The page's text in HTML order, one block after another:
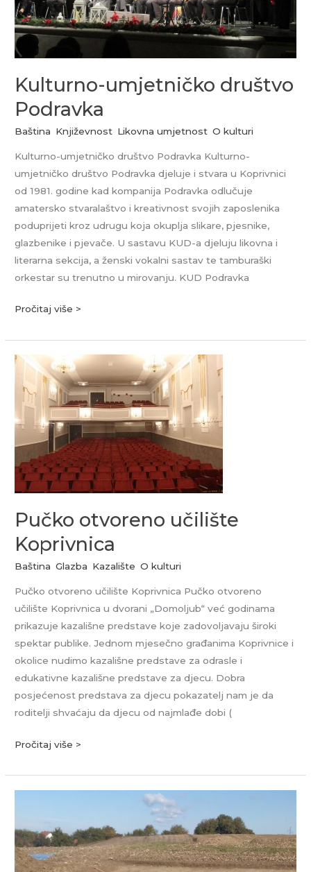
Kulturno-umjetničko društvo
Podravka
Baština Književnost Likovna umjetnost ,O kulturi
Kulturno-umjetničko društvo Podravka Kulturno-
umjetničko društvo Podravka djeluje i stvara u Koprivnici
od 1981. godine kad kompanija Podravka odlučuje
amatersko stvaralaštvo i kreativnost svojih zaposlenika
poduprijeti kroz udrugu koja okuplja slikare, pjesnike,
glazbenike i pjevače. U sastavu KUD-a djeluju likovna i
literarna sekcija, a ženski vokalni sastav te tamburaški
orkestar su trenutno u mirovanju. KUD Podravka
Pročitaj više >
Pučko otvoreno učilište
Koprivnica
Baština ,Glazba Kazalište ,O kulturi
Pučko otvoreno učilište Koprivnica Pučko otvoreno
učilište Koprivnica u dvorani „Domoljub“ već godinama
prikazuje kazališne predstave koje zadovoljavaju široki
spektar publike. Jednom mjesečno građanima Koprivnice i
okolice nudimo kazališne predstave za odrasle i
edukativne kazališne predstave za djecu. Dobra
posjećenost predstava za djecu pokazatelj nam je da
roditelji shvaćaju da djecu od najmlađe dobi (
Pučko
otvoreno
učilište
Koprivnica
Pročitaj više >
baština